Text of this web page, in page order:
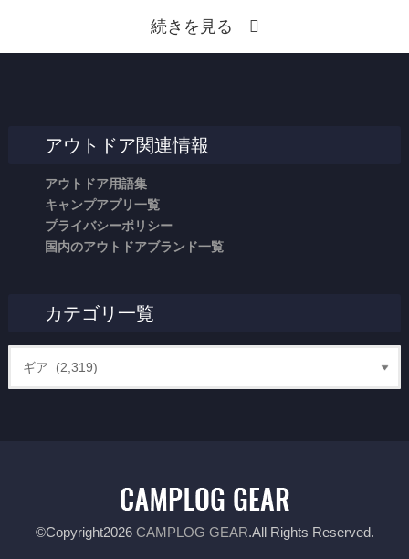
続きを見る
アウトドア関連情報
アウトドア用語集
キャンプアプリ一覧
プライバシーポリシー
国内のアウトドアブランド一覧
カテゴリ一覧
©Copyright2026 CAMPLOG GEAR.All Rights Reserved.